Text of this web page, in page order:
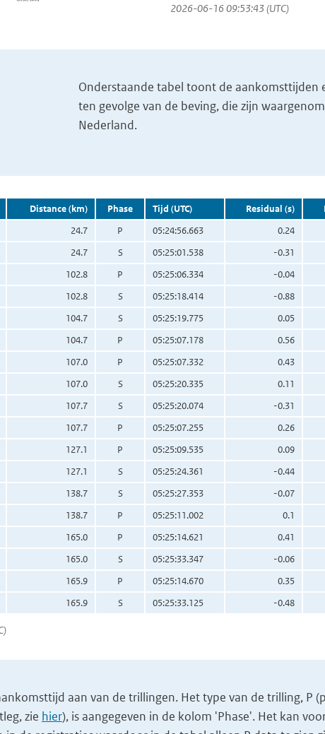
2026-06-16 09:53:43 (UTC)
Onderstaande tabel toont de
ten gevolge van de beving, die zijn
Nederland.
Distance (km) Phase Tijd (UTC) Residual (s)
24.7 P 05:24:56.663 0.24
24.7 S 05:25:01.538 -0.31
102.8 P 05:25:06.334 -0.04
102.8 S 05:25:18.414 -0.88
104.7 S 05:25:19.775 0.05
104.7 P 05:25:07.178 0.56
107.0 P 05:25:07.332 0.43
107.0 S 05:25:20.335 0.11
107.7 S 05:25:20.074 -0.31
107.7 P 05:25:07.255 0.26
127.1 P 05:25:09.535 0.09
127.1 S 05:25:24.361 -0.44
138.7 S 05:25:27.353 -0.07
138.7 P 05:25:11.002 0.1
165.0 P 05:25:14.621 0.41
165.0 S 05:25:33.347 -0.06
165.9 P 05:25:14.670 0.35
165.9 S 05:25:33.125 -0.48
aan van de trillingen. Het type van de trilling, P
zie hier), is aangegeven in de kolom 'Phase'. Het kan